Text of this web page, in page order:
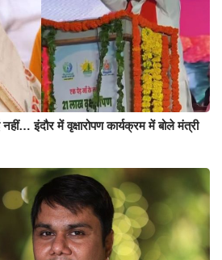
इंदौर में वृक्षारोपण कार्यक्रम में बोले मंत्री